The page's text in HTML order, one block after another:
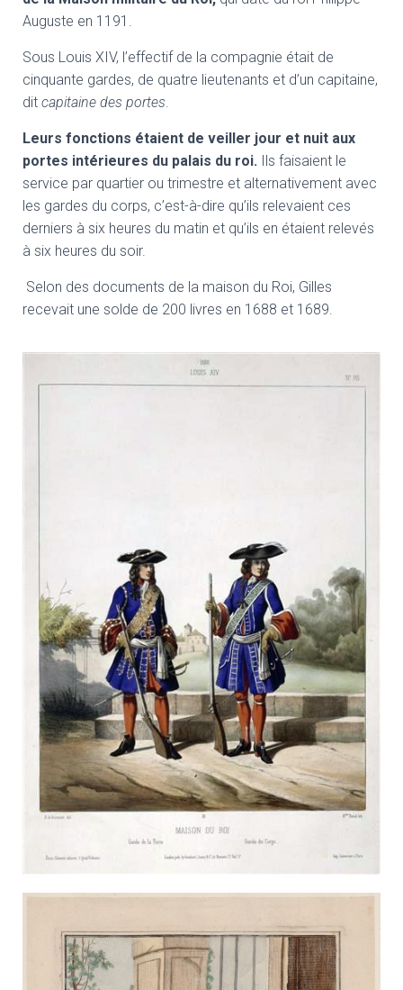
Auguste en 1191.
Sous Louis XIV, l’effectif de la compagnie était de
cinquante gardes, de quatre lieutenants et d’un capitaine,
dit capitaine des portes
Leurs fonctions étaient de veiller jour et nuit aux
portes intérieures du palais du roi. Ils faisaient le
service par quartier ou trimestre et alternativement avec
les gardes du corps, c’est-à-dire qu’ils relevaient ces
derniers à six heures du matin et qu’ils en étaient relevés
à six heures du soir.
Selon des documents de la maison du Roi, Gilles
recevait une solde de 200 livres en 1688 et 1689.